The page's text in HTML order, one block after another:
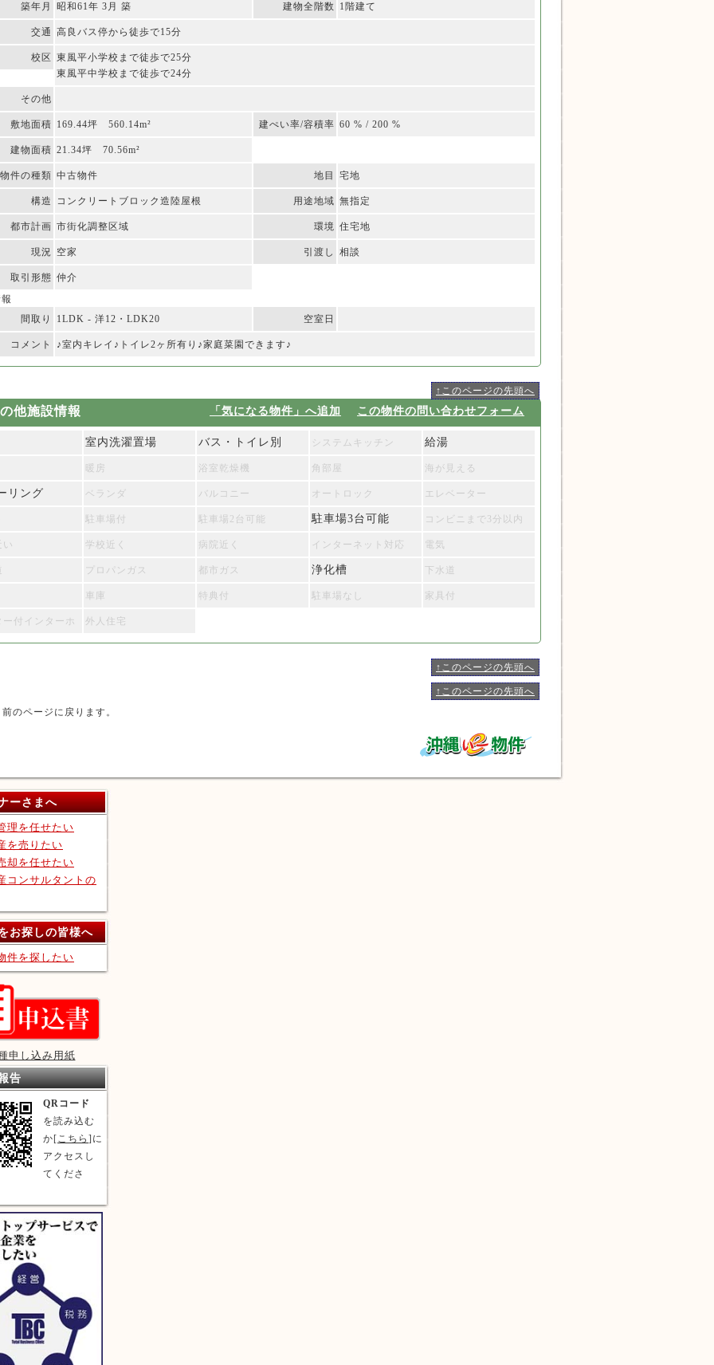
築年月 昭和61年 3月 築 建物全階数 1階建て
交通 高良バス停から徒歩で15分
校区 東風平小学校まで徒歩で25分
東風平中学校まで徒歩で24分
その他
敷地面積 169.44坪 560.14m² 建ぺい率/容積率 60 % / 200 %
建物面積 21.34坪 70.56m²
物件の種類 中古物件 地目 宅地
構造 コンクリートブロック造陸屋根 用途地域 無指定
都市計画 市街化調整区域 環境 住宅地
現況 空家 引渡し 相談
取引形態 仲介
間取り
1LDK - 洋12・LDK20 空室日
コメント ♪室内キレイ♪トイレ2ヶ所有り♪家庭菜園できます♪
↑このページの先頭へ
他施設情報 「気になる物件」へ追加 この物件の問い合わせフォーム
室内洗濯置場 バス・トイレ別 システムキッチン 給湯
暖房 浴室乾燥機 角部屋 海が見える
リング ベランダ バルコニー オートロック エレベーター
駐車場付 駐車場2台可能 駐車場3台可能 コンビニまで3分以内
い 学校近く 病院近く インターネット対応 電気
プロパンガス 都市ガス 浄化槽 下水道
車庫 特典付 駐車場なし 家具付
ー付インターホ 外人住宅
↑このページの先頭へ
↑このページの先頭へ
前のページに戻ります。
ーさまへ
理を任せたい
を売りたい
却を任せたい
コンサルタントの
お探しの皆様へ
件を探したい
申し込み用紙
告
QRコード
を読み込む
か[こちら ]に
アクセスし
てくださ